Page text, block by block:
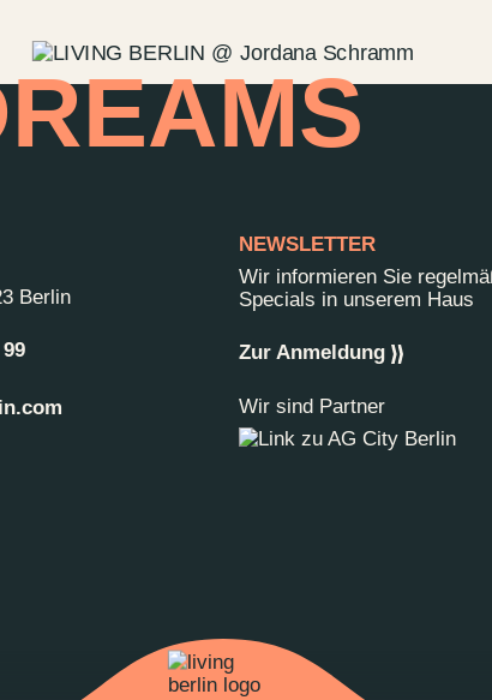
Berlin
NEWSLETTER
Wir informieren Sie
Specials in unserem Haus
Zur Anmeldung
Wir sind Partner